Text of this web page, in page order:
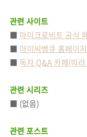
관련 사이트
■ 마이크로비트 공식
■ 아이씨뱅큐 홈페이지
■ 독자 Q&A 카페(따
관련 시리즈
■ (없음)
관련 포스트